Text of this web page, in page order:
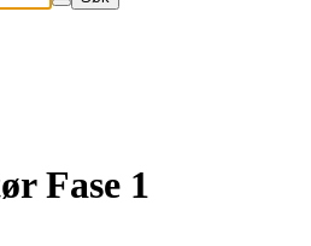
Fase 1